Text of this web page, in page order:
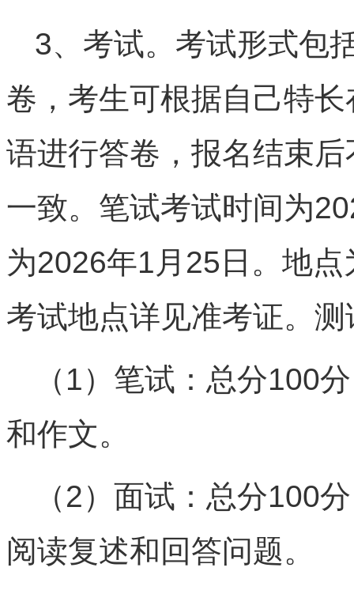
3、考试。考试形式包
卷，考生可根据自己特
语进行答卷，报名结束
一致。笔试考试时间为
为2026年1月25日。地
考试地点详见准考证。
（1）笔试：总分100
和作文。
（2）面试：总分100
阅读复述和回答问题。